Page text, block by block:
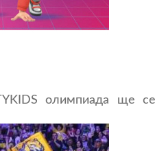
олимпиада ще се